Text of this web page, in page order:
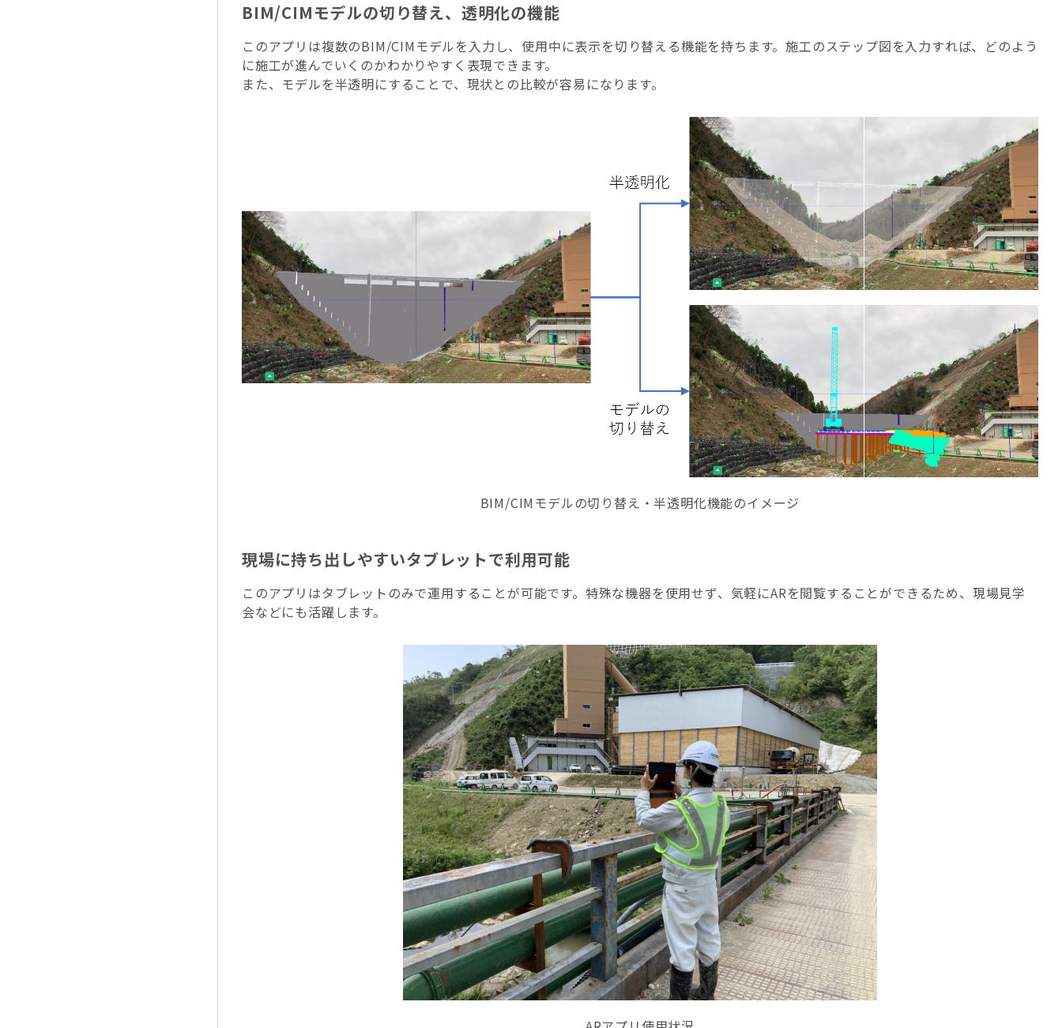
BIM/CIMモデルの切り替え、透明化の機能
このアプリは複数のBIM/CIMモデルを入力し、使用中に表示を切り替える機能を持ちます。施工のステップ図を入力すれば、どのよう
に施工が進んでいくのかわかりやすく表現できます。
また、モデルを半透明にすることで、現状との比較が容易になります。
BIM/CIMモデルの切り替え・半透明化機能のイメージ
現場に持ち出しやすいタブレットで利用可能
このアプリはタブレットのみで運用することが可能です。特殊な機器を使用せず、気軽にARを閲覧することができるため、現場見学
会などにも活躍します。